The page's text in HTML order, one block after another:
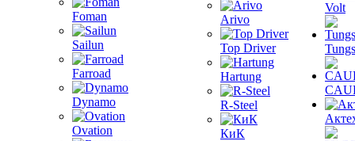
Foman
Sailun
Farroad
Dynamo
Ovation
Arivo
Top Driver
Hartung
R-Steel
КиК
Volt